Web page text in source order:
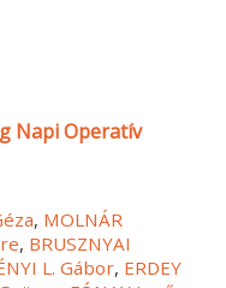
Napi Operatív
, MOLNÁR
, BRUSZNYAI
L. Gábor, ERDEY